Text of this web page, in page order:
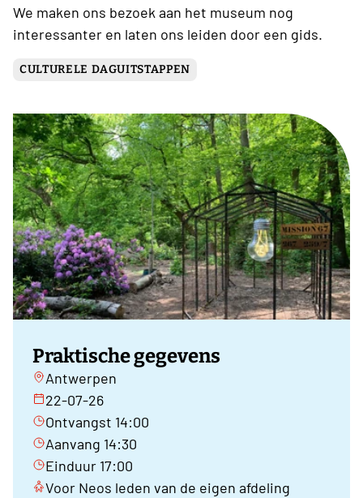
We maken ons bezoek aan het museum nog
interessanter en laten ons leiden door een gids.
CULTURELE DAGUITSTAPPEN
Praktische gegevens
Antwerpen
22-07-26
Ontvangst 14:00
Aanvang 14:30
Einduur 17:00
Voor Neos leden van de eigen afdeling